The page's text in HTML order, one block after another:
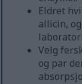
Eldret
allicin,
Velg
og par